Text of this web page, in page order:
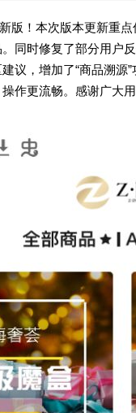
版！本次版本更新重
同时修复了部分用户
议，增加了“商品溯
作更流畅。感谢广大